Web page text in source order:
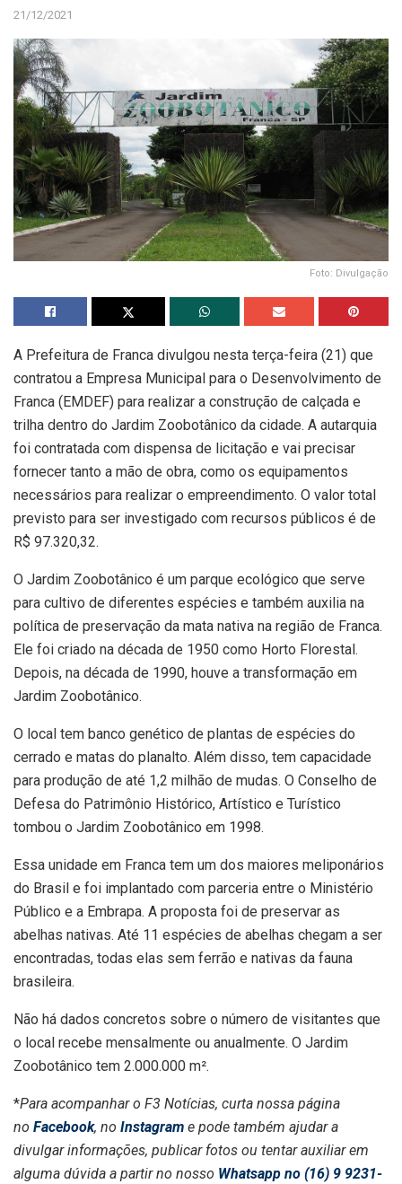
21/12/2021
Foto: Divulgação
A Prefeitura de Franca divulgou nesta terça-feira (21) que
contratou a Empresa Municipal para o Desenvolvimento de
Franca (EMDEF) para realizar a construção de calçada e
trilha dentro do Jardim Zoobotânico da cidade. A autarquia
foi contratada com dispensa de licitação e vai precisar
fornecer tanto a mão de obra, como os equipamentos
necessários para realizar o empreendimento. O valor total
previsto para ser investigado com recursos públicos é de
R$ 97.320,32.
O Jardim Zoobotânico é um parque ecológico que serve
para cultivo de diferentes espécies e também auxilia na
política de preservação da mata nativa na região de Franca.
Ele foi criado na década de 1950 como Horto Florestal.
Depois, na década de 1990, houve a transformação em
Jardim Zoobotânico.
O local tem banco genético de plantas de espécies do
cerrado e matas do planalto. Além disso, tem capacidade
para produção de até 1,2 milhão de mudas. O Conselho de
Defesa do Patrimônio Histórico, Artístico e Turístico
tombou o Jardim Zoobotânico em 1998.
Essa unidade em Franca tem um dos maiores meliponários
do Brasil e foi implantado com parceria entre o Ministério
Público e a Embrapa. A proposta foi de preservar as
abelhas nativas. Até 11 espécies de abelhas chegam a ser
encontradas, todas elas sem ferrão e nativas da fauna
brasileira.
Não há dados concretos sobre o número de visitantes que
o local recebe mensalmente ou anualmente. O Jardim
Zoobotânico tem 2.000.000 m².
*Para acompanhar o F3 Notícias, curta nossa página
no Facebook, no Instagram e pode também ajudar a
divulgar informações, publicar fotos ou tentar auxiliar em
alguma dúvida a partir no nosso Whatsapp no (16) 9 9231-